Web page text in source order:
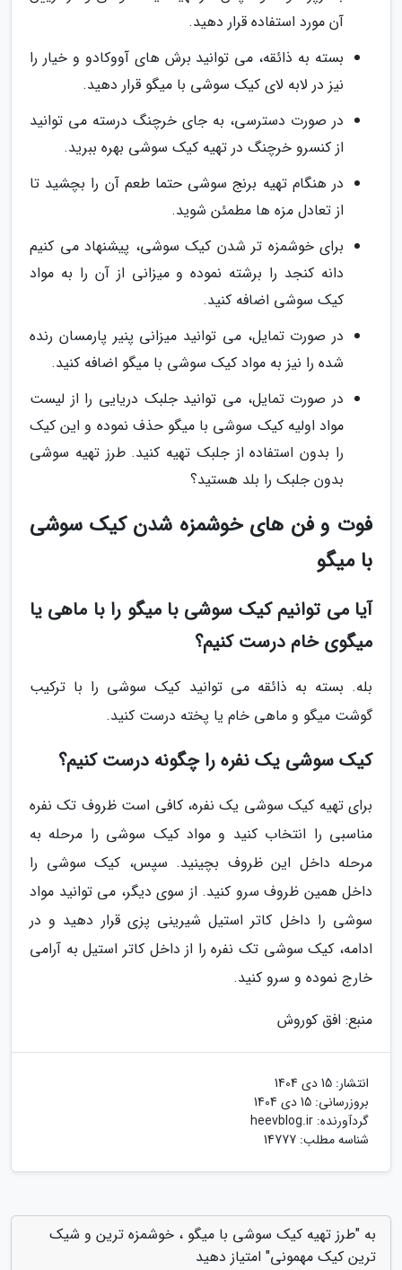
آن مورد استفاده قرار دهید.
بسته به ذائقه، می توانید برش های آووکادو و خیار را
نیز در لابه لای کیک سوشی با میگو قرار دهید.
در صورت دسترسی، به جای خرچنگ درسته می توانید
از کنسرو خرچنگ در تهیه کیک سوشی بهره ببرید.
در هنگام تهیه برنج سوشی حتما طعم آن را بچشید تا
از تعادل مزه ها مطمئن شوید.
برای خوشمزه تر شدن کیک سوشی، پیشنهاد می کنیم
دانه کنجد را برشته نموده و میزانی از آن را به مواد
کیک سوشی اضافه کنید.
در صورت تمایل، می توانید میزانی پنیر پارمسان رنده
شده را نیز به مواد کیک سوشی با میگو اضافه کنید.
در صورت تمایل، می توانید جلبک دریایی را از لیست
مواد اولیه کیک سوشی با میگو حذف نموده و این کیک
را بدون استفاده از جلبک تهیه کنید. طرز تهیه سوشی
بدون جلبک را بلد هستید؟
فوت و فن های خوشمزه شدن کیک سوشی
با میگو
آیا می توانیم کیک سوشی با میگو را با ماهی یا
میگوی خام درست کنیم؟
بله. بسته به ذائقه می توانید کیک سوشی را با ترکیب
گوشت میگو و ماهی خام یا پخته درست کنید.
کیک سوشی یک نفره را چگونه درست کنیم؟
برای تهیه کیک سوشی یک نفره، کافی است ظروف تک نفره
مناسبی را انتخاب کنید و مواد کیک سوشی را مرحله به
مرحله داخل این ظروف بچینید. سپس، کیک سوشی را
داخل همین ظروف سرو کنید. از سوی دیگر، می توانید مواد
سوشی را داخل کاتر استیل شیرینی پزی قرار دهید و در
ادامه، کیک سوشی تک نفره را از داخل کاتر استیل به آرامی
خارج نموده و سرو کنید.
منبع: افق کوروش
انتشار: 15 دی 1404
بروزرسانی: 15 دی 1404
گردآورنده: heevblog.ir
شناسه مطلب: 14777
به "طرز تهیه کیک سوشی با میگو ، خوشمزه ترین و شیک
ترین کیک مهمونی" امتیاز دهید